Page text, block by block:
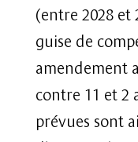
(entre 2028 et
guise de
amendement
contre 11 et 2
prévues sont